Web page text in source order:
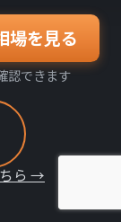
場を見る
認できます
ら →